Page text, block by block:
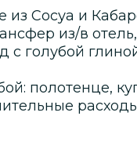
из Сосуа и
из/в
голубой
полотенце,